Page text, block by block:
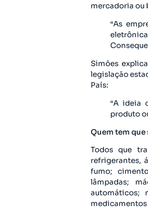
mercadoria ou
“As
Simões
legislação
País:
“A ideia
produto
Quem tem que
Todos que
refrigerantes,
fumo;
lâmpadas;
automáticos;